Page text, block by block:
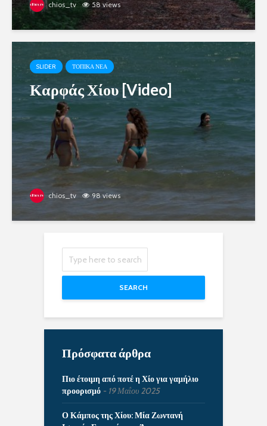
chios_tv 58 views
SLIDER ΤΟΠΙΚΑ ΝΕΑ
Καρφάς Χίου [Video]
chios_tv 98 views
SEARCH
Πρόσφατα άρθρα
Πιο έτοιμη από ποτέ η Χίο για γαμήλιο
προορισμό
19 Μαΐου 2025
Ο Κάμπος της Χίου: Μία Ζωντανή